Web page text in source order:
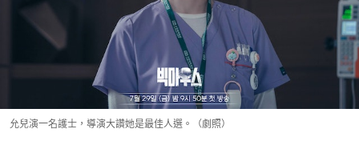
允兒演一名護士，導演大讚她是最佳人選。（劇照）